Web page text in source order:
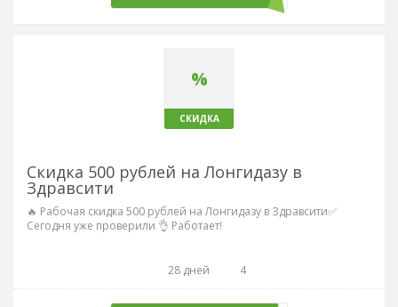
%
СКИДКА
Скидка 500 рублей на Лонгидазу в
Здравсити
🔥 Рабочая скидка 500 рублей на Лонгидазу в Здравсити✅
Сегодня уже проверили 👌 Работает!
28 дней 4